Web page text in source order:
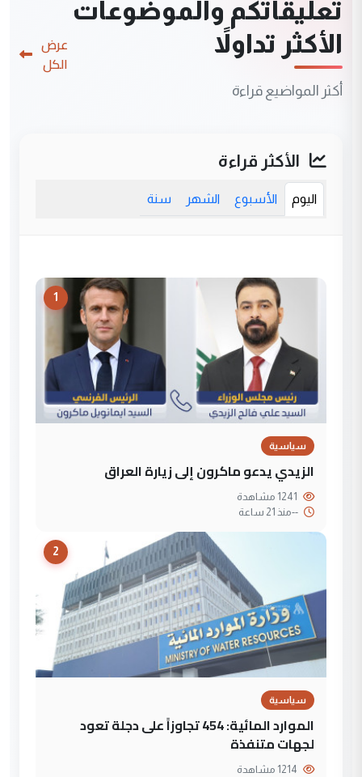
تعليقاتكم والموضوعات
الأكثر تداولاً
أكثر المواضيع قراءة
عرض
الكل
الأكثر قراءة
اليوم الأسبوع الشهر سنة
1
سياسية
الزيدي يدعو ماكرون إلى زيارة العراق
--منذ 21 ساعة
2
سياسية
الموارد المائية: 454 تجاوزاً على دجلة تعود
لجهات متنفذة